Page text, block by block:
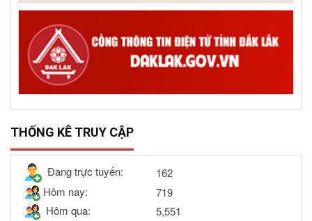
THỐNG KÊ TRUY CẬP
Đang trực tuyến:
162
Hôm nay:
719
Hôm qua:
5,551